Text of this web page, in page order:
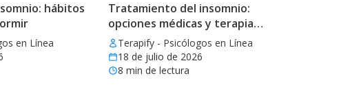
hábitos
en Línea
Tratamiento del insomnio:
opciones médicas y terapia
eficaz
Terapify - Psicólogos en Línea
18 de julio de 2026
8 min de lectura